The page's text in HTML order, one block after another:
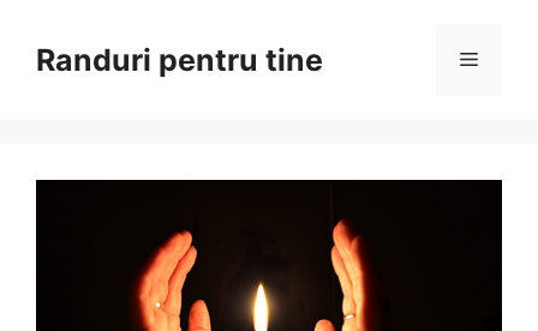
conținutRanduri pentru tine Meniu